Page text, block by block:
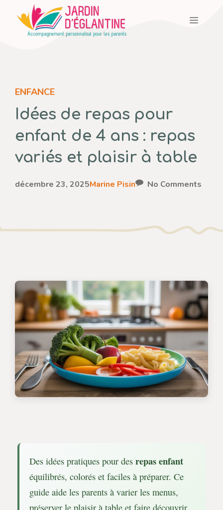
contenu
Menu
ENFANCE
Idées de repas pour
enfant de 4 ans : repas
variés et plaisir à table
décembre 23, 2025Marine Pisin No Comments
Des idées pratiques pour des repas enfant
équilibrés, colorés et faciles à préparer. Ce
guide aide les parents à varier les menus,
préserver le plaisir à table et faire découvrir